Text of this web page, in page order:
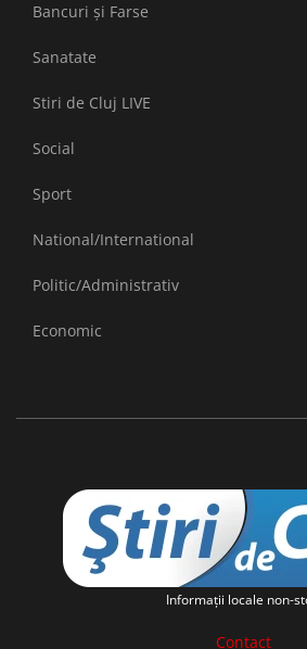
Bancuri și Farse
Sanatate
Stiri de Cluj LIVE
Social
Sport
National/International
Politic/Administrativ
Economic
Informaţii locale non-
Contact